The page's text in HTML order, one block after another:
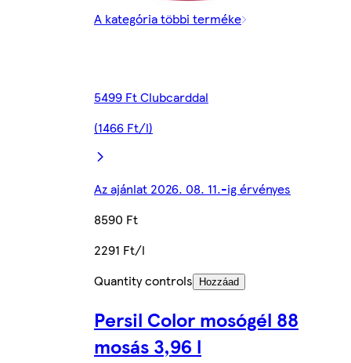
A kategória többi terméke
5499 Ft Clubcarddal
(1466 Ft/l)
Az ajánlat 2026. 08. 11.-ig érvényes
8590 Ft
2291 Ft/l
Quantity controls
Hozzáad
Persil Color mosógél 88
mosás 3,96 l